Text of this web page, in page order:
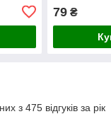
79₴
з 475 відгуків за рік